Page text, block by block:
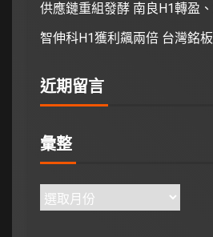
供應鏈重組發酵 南良H1轉盈
智伸科H1獲利飆兩倍 台灣銘
近期留言
彙整